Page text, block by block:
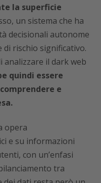
la superficie
un sistema che ha
decisionali autonome
rischio significativo.
analizzare il dark web
quindi essere
e
opera
e su informazioni
con un’enfasi
tra